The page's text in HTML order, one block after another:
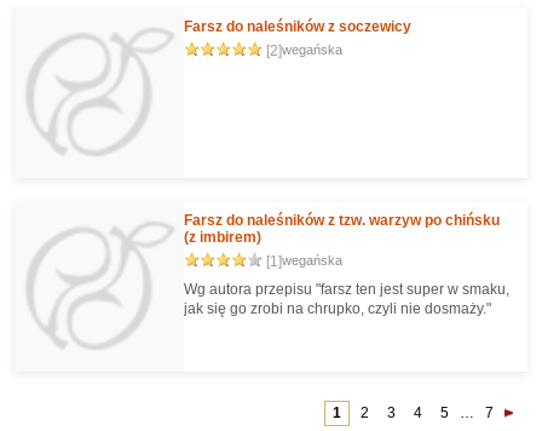
Farsz do naleśników z soczewicy
[2]wegańska
Farsz do naleśników z tzw. warzyw po chińsku
(z imbirem)
[1]wegańska
Wg autora przepisu "farsz ten jest super w smaku,
jak się go zrobi na chrupko, czyli nie dosmaży."
1 2 3 4 5 … 7